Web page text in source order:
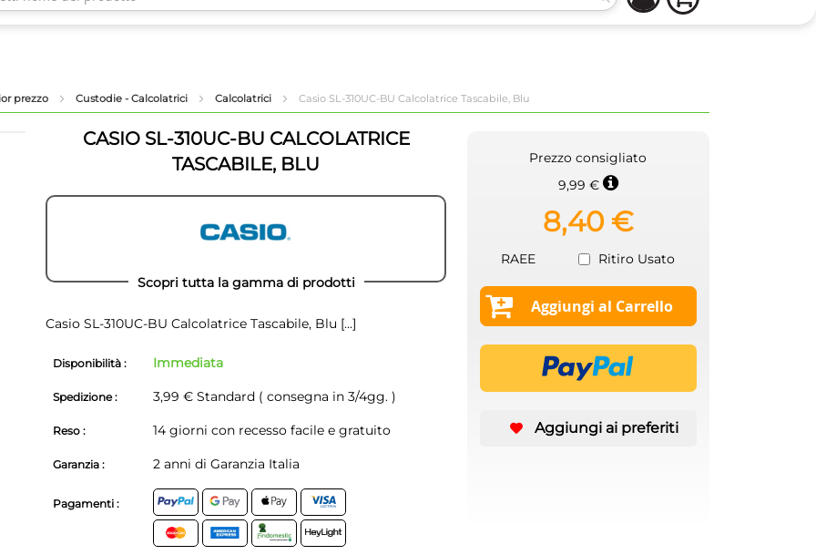
prezzo Custodie - Calcolatrici Calcolatrici Casio SL-310UC-BU Calcolatrice Tascabile, Blu
CASIO SL-310UC-BU CALCOLATRICE
TASCABILE, BLU
Scopri tutta la gamma di prodotti
Casio SL-310UC-BU Calcolatrice Tascabile, Blu [...]
Disponibilità : Immediata
Spedizione : 3,99 € Standard ( consegna in 3/4gg. )
Reso : 14 giorni con recesso facile e gratuito
Garanzia : 2 anni di Garanzia Italia
Pagamenti :
Prezzo consigliato
9,99 €
8,40 €
RAEE Ritiro Usato
Aggiungi al Carrello
Aggiungi ai preferiti